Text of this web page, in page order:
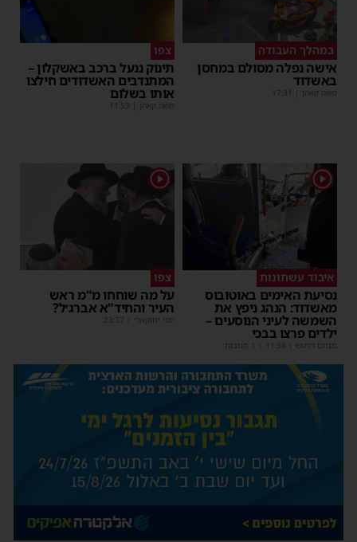
במהלך העבודה
אישה נפלה מסולם במחסן
באשדוד
משה קאהן |
17:31
תינוק ננעל ברכב באשקלון –
המתנדבים האשדודים חילצו
אותו בשלום
משה קאהן |
11:53
איבוד עשתונות
נסיעת האימים באוטובוס
מאשדוד: הנהג ניפץ את
השמשה לעיני הנוסעים –
ילדים פרצו בבכי
מנחם דויטש |
11:34 | 1 תגובות
1
על מה שוחחו מ"מ ראש
העיר והחיד"א אברג׳ל?
יוסי יחזקאלי |
23:37